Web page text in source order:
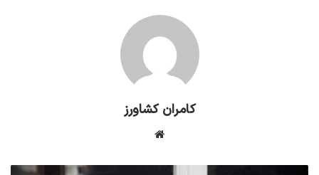
کامران کشاورز